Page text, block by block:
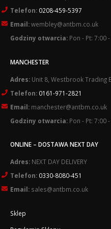
Telefon: 0208-459-5397
Email:wembley@antbm.co.uk
Godziny otwarcia: Pon - Pt: 7:00
MANCHESTER
Adres: Unit 8, Westbrook Trading
Telefon: 0161-971-2821
Email: manchester@antbm.co.uk
Godziny otwarcia: Pon - Pt: 7:00
ONLINE – DOSTAWA NEXT DAY
Adres: NEXT DAY DELIVERY
Telefon: 0330-8080-451
Email: sales@antbm.co.uk
Sklep